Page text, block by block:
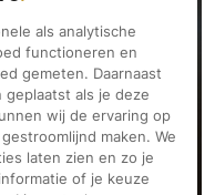
als analytische
functioneren en
gemeten. Daarnaast
als je deze
wij de ervaring op
maken. We
laten zien en zo je
of je keuze